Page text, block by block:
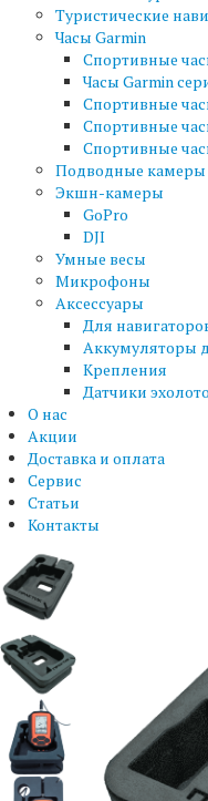
Туристические
Часы Garmin
Спортивные
Часы Garmin
Спортивные
Спортивные
Спортивные
Подводные камеры
Экшн-камеры
GoPro
DJI
Умные весы
Микрофоны
Аксессуары
Для
Аккумуляторы
Крепления
Датчики
О нас
Акции
Доставка и оплата
Сервис
Статьи
Контакты